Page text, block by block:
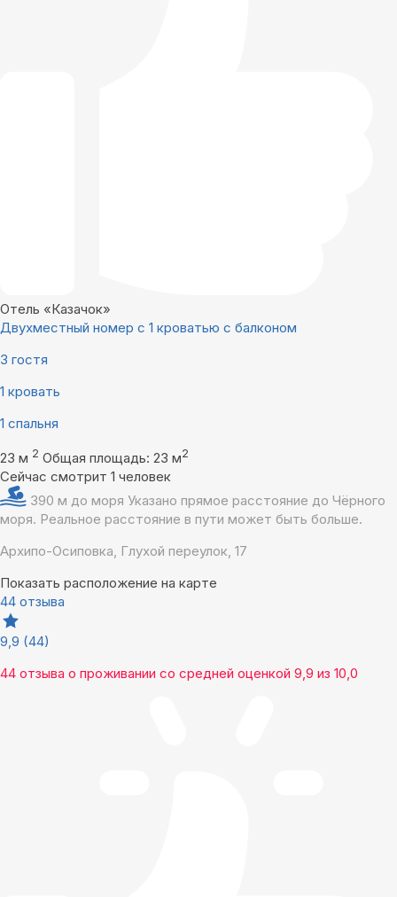
Отель «Казачок»
Двухместный номер с 1 кроватью с балконом
3 гостя
1 кровать
1 спальня
23 м 2 Общая площадь: 23 м2
Сейчас смотрит 1 человек
390 м до моря Указано прямое расстояние до Чёрного
моря. Реальное расстояние в пути может быть больше.
Архипо-Осиповка, Глухой переулок, 17
Показать расположение на карте
44 отзыва
9,9 (44)
44 отзыва о проживании со средней оценкой 9,9 из 10,0